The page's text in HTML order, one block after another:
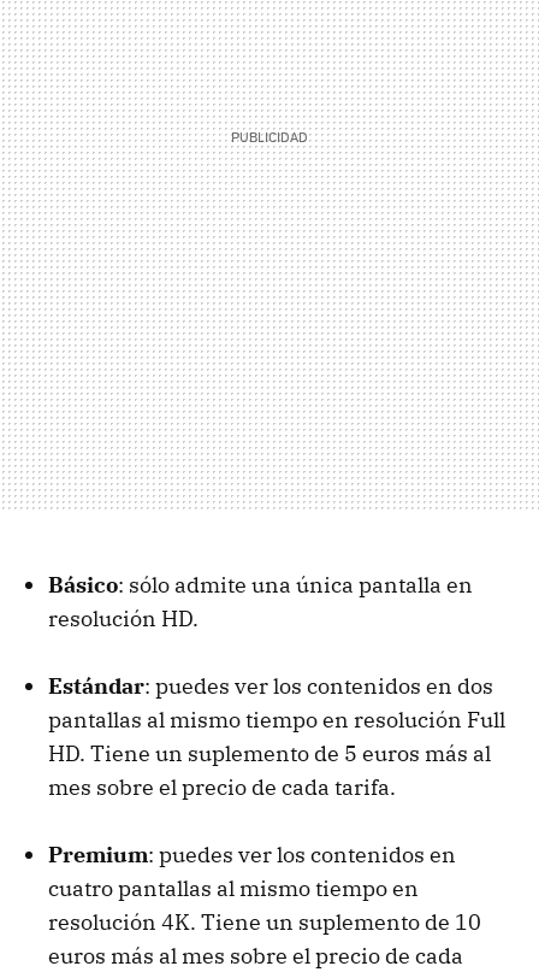
Básico: sólo admite una única pantalla en
resolución HD.
Estándar: puedes ver los contenidos en dos
pantallas al mismo tiempo en resolución Full
HD. Tiene un suplemento de 5 euros más al
mes sobre el precio de cada tarifa.
Premium: puedes ver los contenidos en
cuatro pantallas al mismo tiempo en
resolución 4K. Tiene un suplemento de 10
euros más al mes sobre el precio de cada